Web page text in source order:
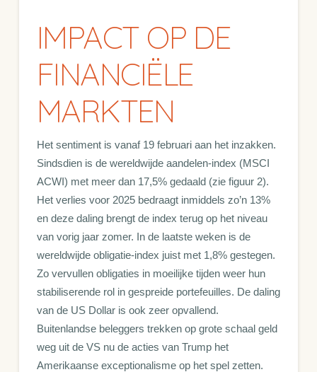
IMPACT OP DE
FINANCIËLE
MARKTEN
Het sentiment is vanaf 19 februari aan het inzakken.
Sindsdien is de wereldwijde aandelen-index (MSCI
ACWI) met meer dan 17,5% gedaald (zie figuur 2).
Het verlies voor 2025 bedraagt inmiddels zo’n 13%
en deze daling brengt de index terug op het niveau
van vorig jaar zomer. In de laatste weken is de
wereldwijde obligatie-index juist met 1,8% gestegen.
Zo vervullen obligaties in moeilijke tijden weer hun
stabiliserende rol in gespreide portefeuilles. De daling
van de US Dollar is ook zeer opvallend.
Buitenlandse beleggers trekken op grote schaal geld
weg uit de VS nu de acties van Trump het
Amerikaanse exceptionalisme op het spel zetten.